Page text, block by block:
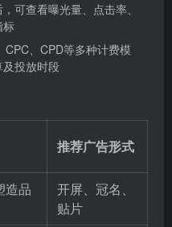
可查看曝光量、点击率、
标
CPC、CPD等多种计费模
投放时段
推荐广告形式
造品
开屏、冠名、
贴片